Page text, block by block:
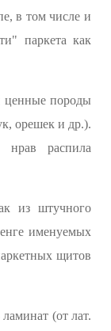
в том числе и
паркета как
ценные породы
орешек и др.).
нрав распила
из штучного
именуемых
щитов
(от лат.